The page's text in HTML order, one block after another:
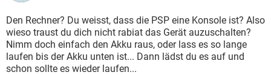
Den Rechner? Du weisst, dass die PSP eine Konsole ist? Also
wieso traust du dich nicht rabiat das Gerät auzuschalten?
Nimm doch einfach den Akku raus, oder lass es so lange
laufen bis der Akku unten ist... Dann lädst du es auf und
schon sollte es wieder laufen...